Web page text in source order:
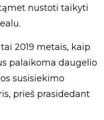
nustoti taikyti
2019 metais, kaip
palaikoma daugelio
susisiekimo
prieš prasidedant